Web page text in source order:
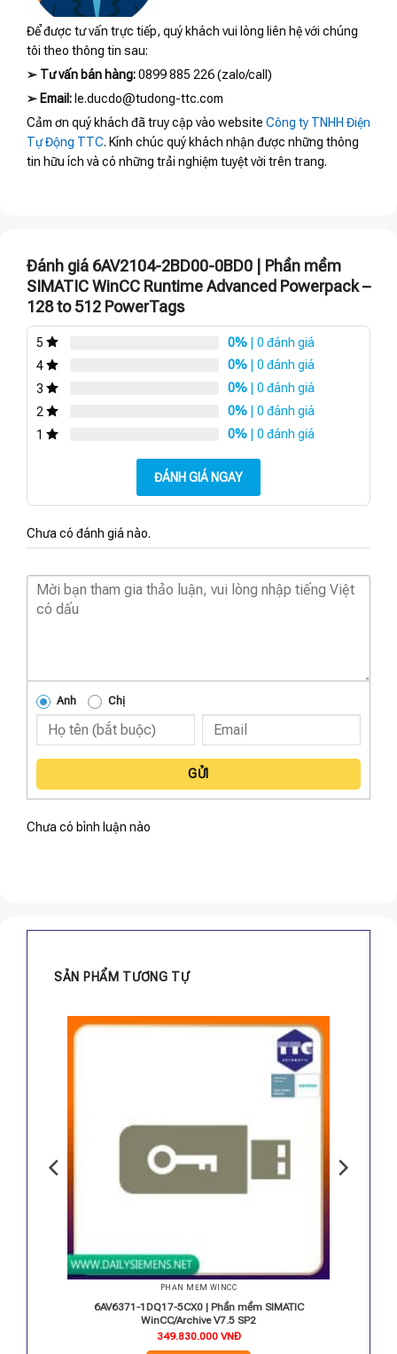
Để được tư vấn trực tiếp, quý khách vui lòng liên hệ với chúng
tôi theo thông tin sau:
➢ Tư vấn bán hàng:0899 885 226 (zalo/call)
➢ Email: le.ducdo@tudong-ttc.com
Cảm ơn quý khách đã truy cập vào website Công ty TNHH Điện
Tự Động TTC. Kính chúc quý khách nhận được những thông
tin hữu ích và có những trải nghiệm tuyệt vời trên trang.
Đánh giá 6AV2104-2BD00-0BD0 | Phần mềm
SIMATIC WinCC Runtime Advanced Powerpack –
128 to 512 PowerTags
5 0% | 0 đánh giá
4
0% | 0 đánh giá
3
0% | 0 đánh giá
2
0% | 0 đánh giá
1
0% | 0 đánh giá
ĐÁNH GIÁ NGAY
Chưa có đánh giá nào.
Anh Chị
GỬI
Chưa có bình luận nào
SẢN PHẨM TƯƠNG TỰ
PHẦN MỀM WINCC
6AV6371-1DQ17-5CX0 | Phần mềm SIMATIC
WinCC/Archive V7.5 SP2
349.830.000 VNĐ